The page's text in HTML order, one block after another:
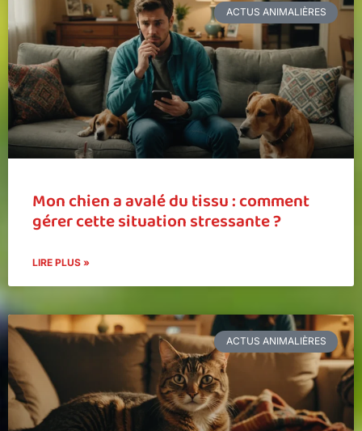
ACTUS ANIMALIÈRES
Mon chien a avalé du tissu : comment
gérer cette situation stressante ?
LIRE PLUS »
ACTUS ANIMALIÈRES